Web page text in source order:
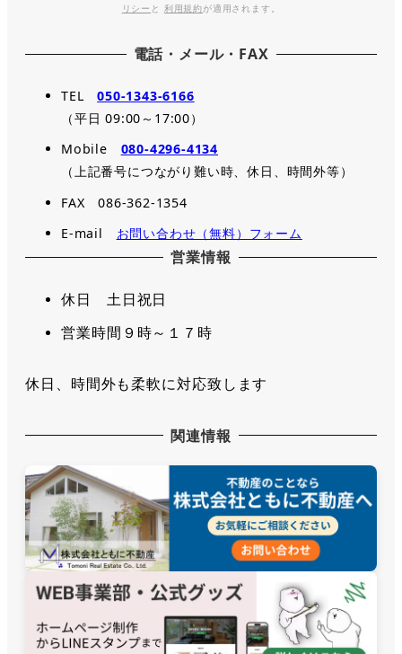
リシー と 利用規約が適用されます。
電話・メール・FAX
TEL050-1343-6166
（平日 09:00～17:00）
Mobile 080-4296-4134
（上記番号につながり難い時、休日、時間外等）
FAX 086-362-1354
E-mail お問い合わせ（無料）フォーム
営業情報
休日 土日祝日
営業時間９時～１７時
休日、時間外も柔軟に対応致します
関連情報
つれづれ日記